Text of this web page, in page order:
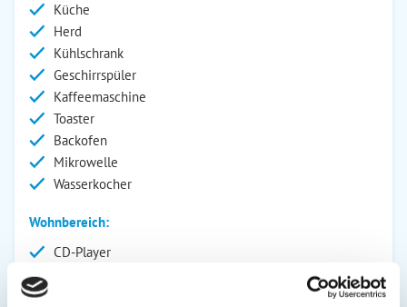
Küche
Herd
Kühlschrank
Geschirrspüler
Kaffeemaschine
Toaster
Backofen
Mikrowelle
Wasserkocher
Wohnbereich:
CD-Player